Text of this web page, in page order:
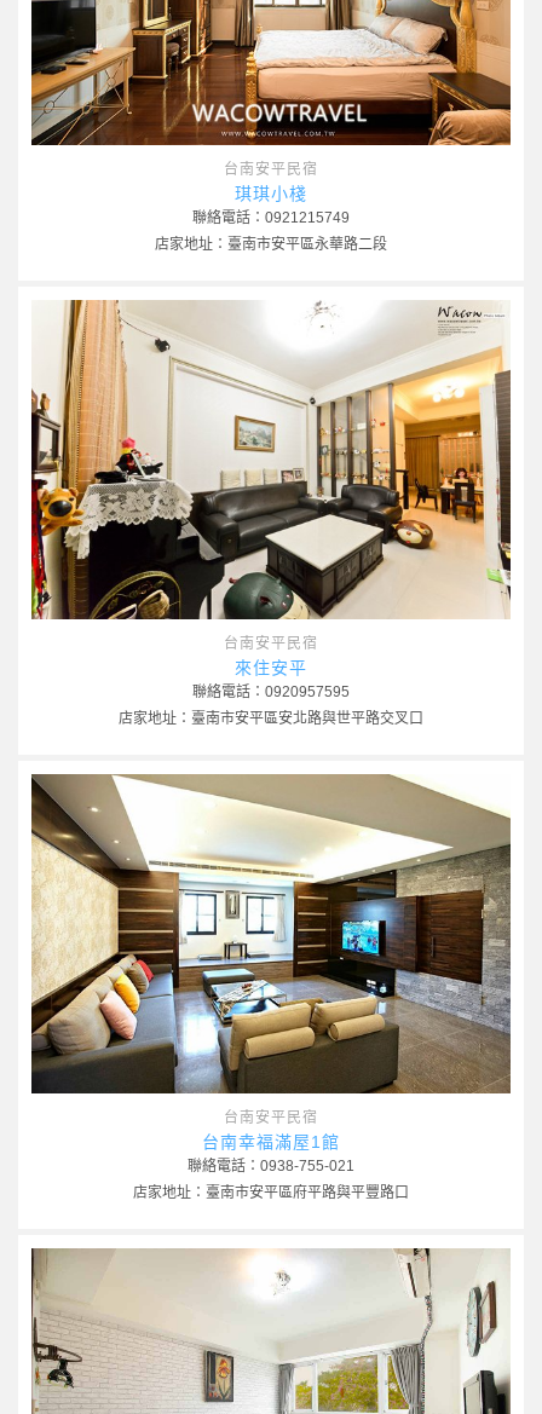
台南安平民宿
琪琪小棧
聯絡電話：0921215749
店家地址：臺南市安平區永華路二段
台南安平民宿
來住安平
聯絡電話：0920957595
店家地址：臺南市安平區安北路與世平路交叉口
台南安平民宿
台南幸福滿屋1館
聯絡電話：0938-755-021
店家地址：臺南市安平區府平路與平豐路口